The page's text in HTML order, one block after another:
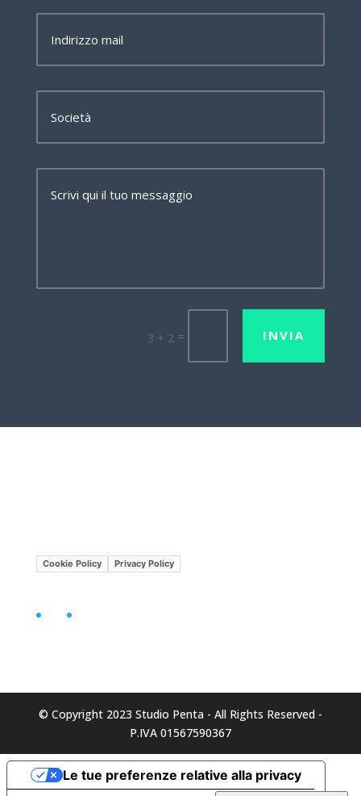
3 + 2 = INVIA
Cookie Policy Privacy Policy
Facebook
© Copyright 2023 Studio Penta - All Rights Reserved -
P.IVA 01567590367
Le tue preferenze relative alla privacy